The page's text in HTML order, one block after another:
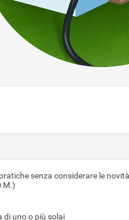
senza considerare le
di uno o più solai